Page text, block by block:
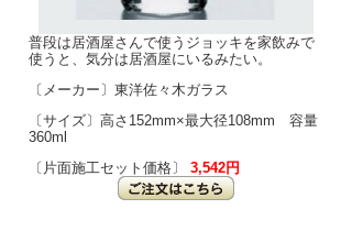
普段は居酒屋さんで使うジョッキを家飲みで
使うと、気分は居酒屋にいるみたい。
〔メーカー〕東洋佐々木ガラス
〔サイズ〕高さ152mm×最大径108mm 容量
360ml
〔片面施工セット価格〕 3,542円